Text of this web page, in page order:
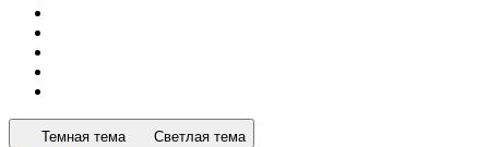
Темная тема Светлая тема